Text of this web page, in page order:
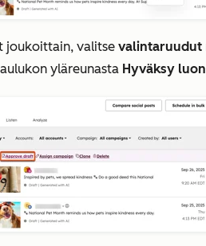
joukoittain, valitse valintaruudut
yläreunasta Hyväksy